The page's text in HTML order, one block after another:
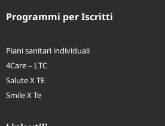
Piani sanitari individuali
4Care – LTC
Salute X TE